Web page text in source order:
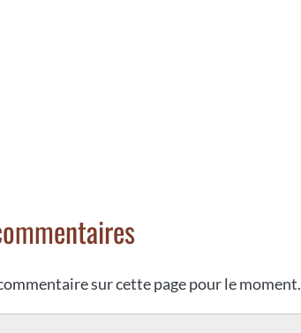
sur cette page pour le moment.